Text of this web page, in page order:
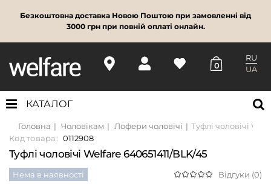
Безкоштовна доставка Новою Поштою при замовленні від
3000 грн при повній оплаті онлайн.
0
RU
UA
КАТАЛОГ
Головна Чоловікам Лофери чоловічі
Туфлі чоловічі
Код товара: 0112908
Туфлі чоловічі Welfare 640651411/BLK/45
Нема в наявності Відгуки (0)